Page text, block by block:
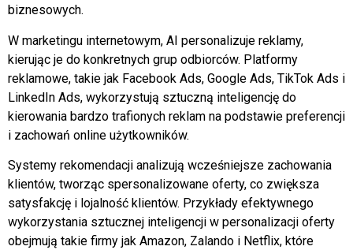
biznesowych.
W marketingu internetowym, AI personalizuje reklamy,
kierując je do konkretnych grup odbiorców. Platformy
reklamowe, takie jak Facebook Ads, Google Ads, TikTok Ads i
LinkedIn Ads, wykorzystują sztuczną inteligencję do
kierowania bardzo trafionych reklam na podstawie preferencji
i zachowań online użytkowników.
Systemy rekomendacji analizują wcześniejsze zachowania
klientów, tworząc spersonalizowane oferty, co zwiększa
satysfakcję i lojalność klientów. Przykłady efektywnego
wykorzystania sztucznej inteligencji w personalizacji oferty
obejmują takie firmy jak Amazon, Zalando i Netflix, które